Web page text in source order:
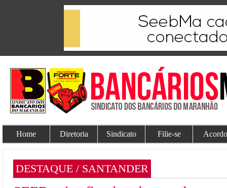
Home Diretoria Sindicato Filie-se
DESTAQUE / SANTANDER